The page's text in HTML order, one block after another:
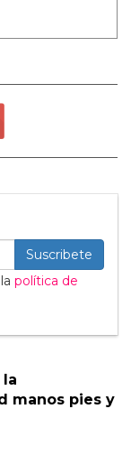
Suscribete
política de
la
manos pies y